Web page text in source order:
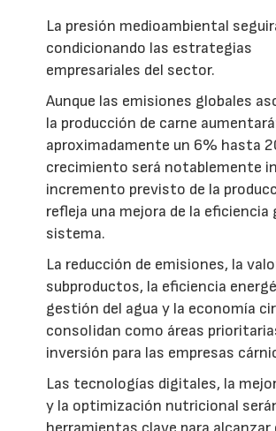
La presión medioambiental
condicionando las estrategias
empresariales del sector.
Aunque las emisiones globales
la producción de carne
aproximadamente un 6% hasta
crecimiento será notablemente
incremento previsto de la
refleja una mejora de la eficiencia
sistema.
La reducción de emisiones, la
subproductos, la eficiencia
gestión del agua y la economía
consolidan como áreas
inversión para las empresas
Las tecnologías digitales, la
y la optimización nutricional